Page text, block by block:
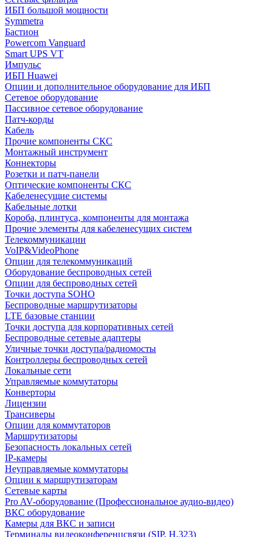
ИБП большой мощности
Symmetra
Бастион
Powercom Vanguard
Smart UPS VT
Импульс
ИБП Huawei
Опции и дополнительное оборудование для ИБП
Сетевое оборудование
Пассивное сетевое оборудование
Патч-корды
Кабель
Прочие компоненты СКС
Монтажный инструмент
Коннекторы
Розетки и патч-панели
Оптические компоненты СКС
Кабеленесущие системы
Кабельные лотки
Короба, плинтуса, компоненты для монтажа
Прочие элементы для кабеленесущих систем
Телекоммуникации
VoIP&VideoPhone
Опции для телекоммуникаций
Оборудование беспроводных сетей
Опции для беспроводных сетей
Точки доступа SOHO
Беспроводные маршрутизаторы
LTE базовые станции
Точки доступа для корпоративных сетей
Беспроводные сетевые адаптеры
Уличные точки доступа/радиомосты
Контроллеры беспроводных сетей
Локальные сети
Управляемые коммутаторы
Конверторы
Лицензии
Трансиверы
Опции для коммутаторов
Маршрутизаторы
Безопасность локальных сетей
IP-камеры
Неуправляемые коммутаторы
Опции к маршрутизаторам
Сетевые карты
Pro AV-оборудование (Профессиональное аудио-видео)
ВКС оборудование
Камеры для ВКС и записи
Терминалы видеоконференцсвязи (SIP, H.323)